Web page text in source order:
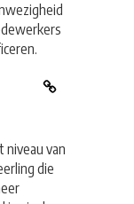
niveau van
die